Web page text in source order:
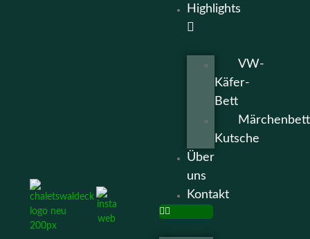
Highlights
VW-
Käfer-
Bett
Märchenbett
Kutsche
Über
uns
Kontakt